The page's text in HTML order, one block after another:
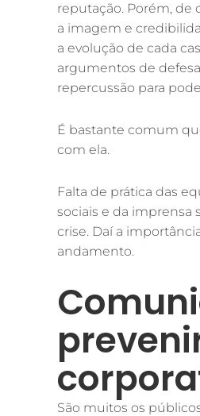
reputação. Porém, de
a imagem e
a evolução de cada
argumentos de
repercussão para
É bastante comum
com ela.
Falta de prática das
sociais e da imprensa
crise. Daí a
andamento.
São muitos os